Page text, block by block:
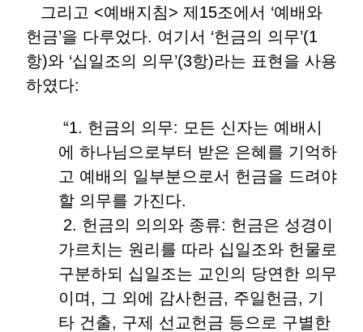
그리고 <예배지침> 제15조에서 ‘예배와
헌금’을 다루었다. 여기서 ‘헌금의 의무’(1
항)와 ‘십일조의 의무’(3항)라는 표현을 사용
하였다:
“1. 헌금의 의무: 모든 신자는 예배시
에 하나님으로부터 받은 은혜를 기억하
고 예배의 일부분으로서 헌금을 드려야
할 의무를 가진다.
2. 헌금의 의의와 종류: 헌금은 성경이
가르치는 원리를 따라 십일조와 헌물로
구분하되 십일조는 교인의 당연한 의무
이며, 그 외에 감사헌금, 주일헌금, 기
타 건출, 구제 선교헌금 등으로 구별한